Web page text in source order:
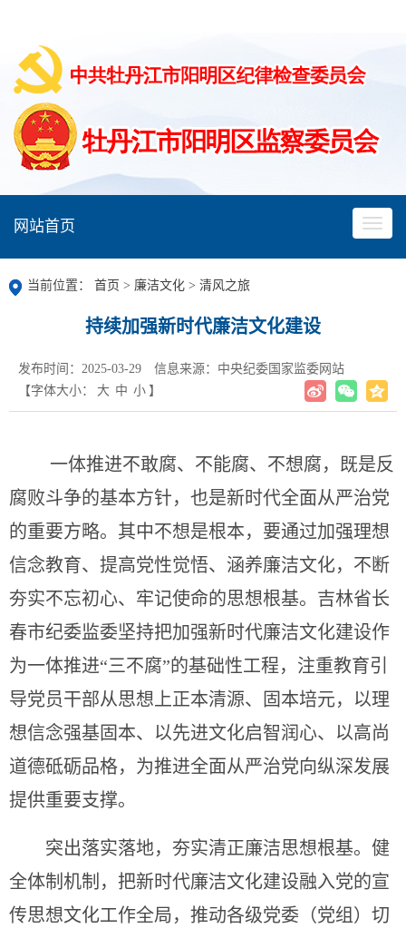
网站首页
当前位置： 首页 > 廉洁文化 > 清风之旅
持续加强新时代廉洁文化建设
发布时间：2025-03-29
信息来源：中央纪委国家监委网站
【字体大小：
大 中 小 】
一体推进不敢腐、不能腐、不想腐，既是反
腐败斗争的基本方针，也是新时代全面从严治党
的重要方略。其中不想是根本，要通过加强理想
信念教育、提高党性觉悟、涵养廉洁文化，不断
夯实不忘初心、牢记使命的思想根基。吉林省长
春市纪委监委坚持把加强新时代廉洁文化建设作
为一体推进“三不腐”的基础性工程，注重教育引
导党员干部从思想上正本清源、固本培元，以理
想信念强基固本、以先进文化启智润心、以高尚
道德砥砺品格，为推进全面从严治党向纵深发展
提供重要支撑。
突出落实落地，夯实清正廉洁思想根基。健
全体制机制，把新时代廉洁文化建设融入党的宣
传思想文化工作全局，推动各级党委（党组）切